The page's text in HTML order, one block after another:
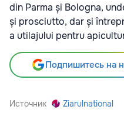
din Parma și Bologna,
și prosciutto, dar și
a utilajului pentru
Подпишитесь на
Источник Ziarulnational